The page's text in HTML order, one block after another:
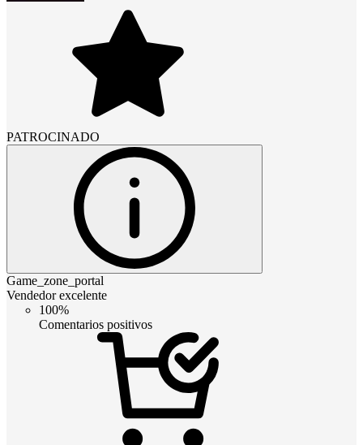
PATROCINADO
Game_zone_portal
Vendedor excelente
100%
Comentarios positivos